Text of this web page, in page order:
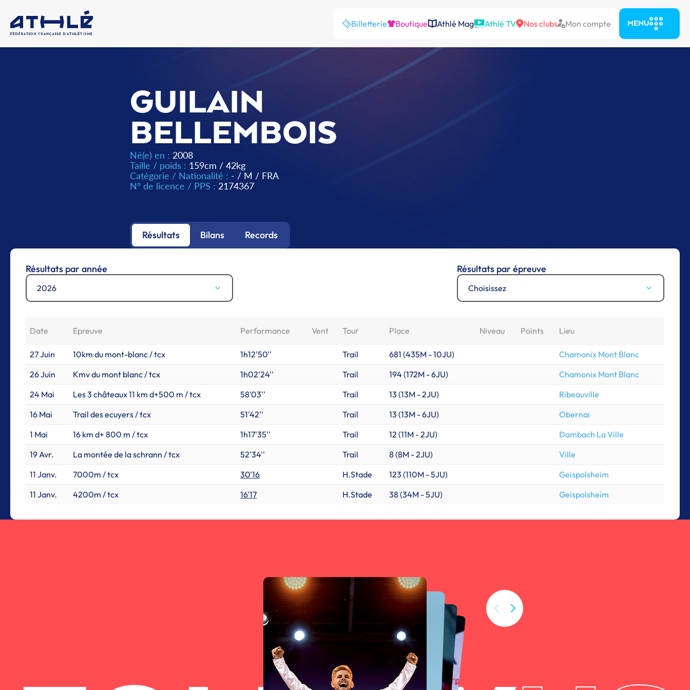
Billetterie Boutique Athlé Mag Athlé TV Nos clubs Mon compte MENU
GUILAIN
BELLEMBOIS
Né(e) en : 2008
Taille / poids : 159cm / 42kg
Catégorie / Nationalité : - / M / FRA
N° de licence / PPS : 2174367
Résultats Bilans Records
Résultats par année
2026
Résultats par épreuve
Choisissez
Date Epreuve Performance Vent Tour Place Niveau Points Lieu
27 Juin 10km du mont-blanc / tcx 1h12'50'' Trail 681 (435M -10JU)
Chamonix Mont Blanc
26 Juin
Kmv du mont blanc / tcx 1h02'24'' Trail 194 (172M -6JU)
Chamonix Mont Blanc
24 Mai
Les 3 châteaux 11 km d+500 m / tcx 58'03'' Trail 13 (13M -2JU)
Ribeauville
16 Mai
Trail des ecuyers / tcx 51'42'' Trail 13 (13M -6JU)
Obernai
1 Mai
16 km d+ 800 m / tcx 1h17'35'' Trail 12 (11M -2JU)
Dambach La Ville
19 Avr.
La montée de la schrann / tcx 52'34'' Trail 8 (8M -2JU)
Ville
11 Janv.
7000m / tcx 30'16 H.Stade 123 (110M -5JU)
Geispolsheim
11 Janv.
4200m / tcx 16'17 H.Stade 38 (34M -5JU) Geispolsheim